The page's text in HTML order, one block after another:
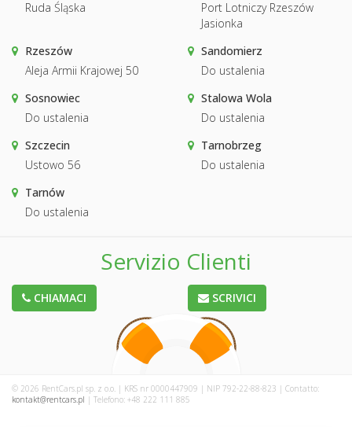
Ruda Śląska
Port Lotniczy Rzeszów
Jasionka
Rzeszów
Aleja Armii Krajowej 50
Sandomierz
Do ustalenia
Sosnowiec
Do ustalenia
Stalowa Wola
Do ustalenia
Szczecin
Ustowo 56
Tarnobrzeg
Do ustalenia
Tarnów
Do ustalenia
Servizio Clienti
CHIAMACI SCRIVICI
© 2026 RentCars.pl sp. z o.o. | KRS nr 0000447909 | NIP 792-22-88-823 | Contatto:
kontakt@rentcars.pl | Telefono: +48 222 111 885